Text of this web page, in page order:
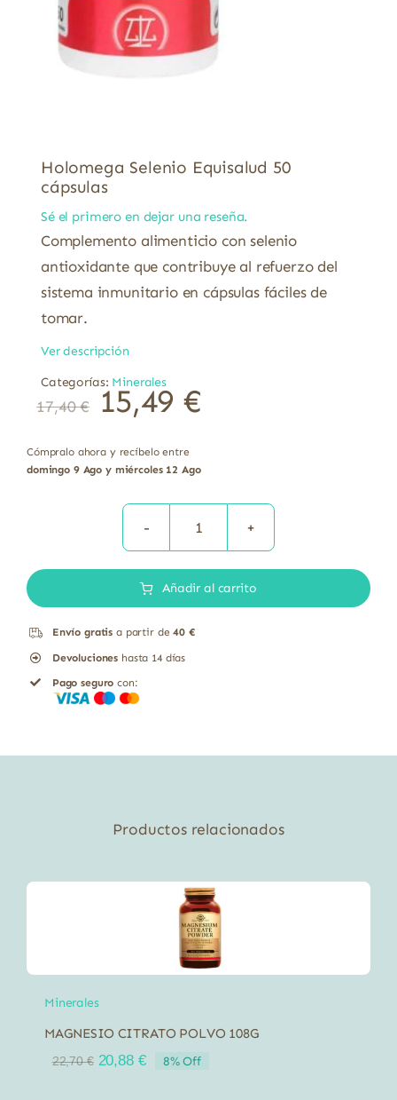
Holomega Selenio Equisalud 50
cápsulas
Sé el primero en dejar una reseña.
Complemento alimenticio con selenio
antioxidante que contribuye al refuerzo del
sistema inmunitario en cápsulas fáciles de
tomar.
Ver descripción
Categorías: Minerales
17,40€ 15,49 €
Cómpralo ahora y recíbelo entre
domingo 9 Ago y miércoles 12 Ago
Holomega
Equisalud
Añadir al carrito
Envío gratis a partir de40 €
Devoluciones hasta 14 días
Pago seguro con:
Productos relacionados
Minerales
MAGNESIO CITRATO POLVO 108G
22,70€ El
20,88 €El
8% Off